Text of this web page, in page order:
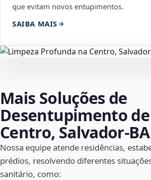
que evitam novos entupimentos.
SAIBA MAIS
Mais Soluções de
Desentupimento de
Centro, Salvador‑BA
Nossa equipe atende residências,
prédios, resolvendo diferentes
sanitário, como: